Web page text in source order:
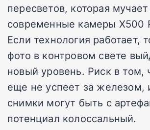
пересветов, которая
современные камеры X500
Если технология работает,
фото в контровом свете
новый уровень. Риск в том,
еще не успеет за железом,
снимки могут быть с
потенциал колоссальный.